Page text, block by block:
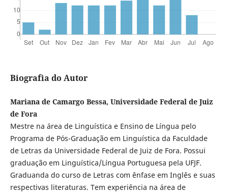
Biografia do Autor
Mariana de Camargo Bessa, Universidade Federal de Juiz
de Fora
Mestre na área de Linguística e Ensino de Língua pelo
Programa de Pós-Graduação em Linguística da Faculdade
de Letras da Universidade Federal de Juiz de Fora. Possui
graduação em Linguística/Língua Portuguesa pela UFJF.
Graduanda do curso de Letras com ênfase em Inglês e suas
respectivas literaturas. Tem experiência na área de